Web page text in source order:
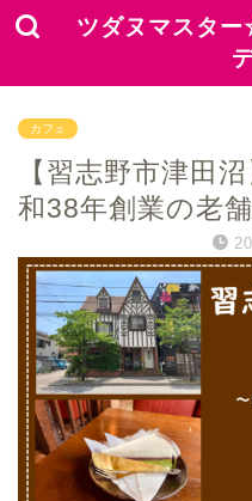
ツダヌマスタ
カフェ
【習志野市津田
和38年創業の老